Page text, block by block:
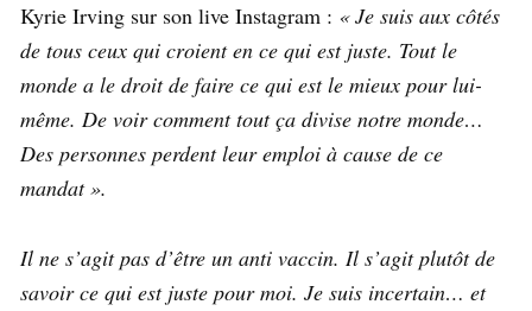
Kyrie Irving sur son live Instagram : « Je suis aux côtés
de tous ceux qui croient en ce qui est juste. Tout le
monde a le droit de faire ce qui est le mieux pour lui-
même. De voir comment tout ça divise notre monde…
Des personnes perdent leur emploi à cause de ce
mandat ».
Il ne s’agit pas d’être un anti vaccin. Il s’agit plutôt de
savoir ce qui est juste pour moi. Je suis incertain… et